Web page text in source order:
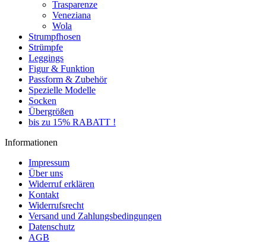
Trasparenze
Veneziana
Wola
Strumpfhosen
Strümpfe
Leggings
Figur & Funktion
Passform & Zubehör
Spezielle Modelle
Socken
Übergrößen
bis zu 15% RABATT !
Informationen
Impressum
Über uns
Widerruf erklären
Kontakt
Widerrufsrecht
Versand und Zahlungsbedingungen
Datenschutz
AGB